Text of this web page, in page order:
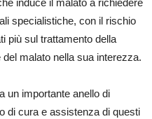
induce il malato a richiedere
specialistiche, con il rischio
più sul trattamento della
malato nella sua interezza.
un importante anello di
di cura e assistenza di questi